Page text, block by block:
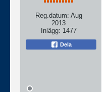
Reg.datum: Aug
2013
Inlägg: 1477
Dela